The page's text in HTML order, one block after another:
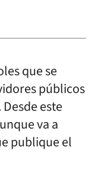
que se
públicos
este
va a
publique el